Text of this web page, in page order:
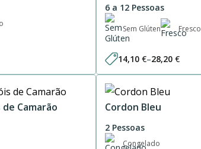
6 a 12 Pessoas
Sem Glúten Fresco
14,10 €–28,20 €
Price
range:
through
28,20 €
de Camarão Cordon Bleu
2 Pessoas
Congelado